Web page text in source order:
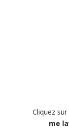
Cliquez
me